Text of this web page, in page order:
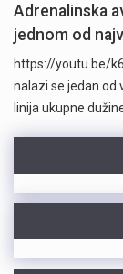
Adrenalinska
jednom od
https://youtu.be/
nalazi se jedan od
linija ukupne